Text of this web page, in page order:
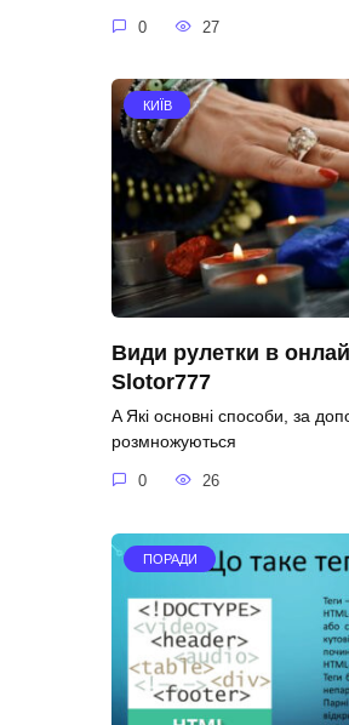
0 27
КИЇВ
Види рулетки в
Slotor777
A Які основні способи, за
розмножуються
0 26
ПОРАДИ